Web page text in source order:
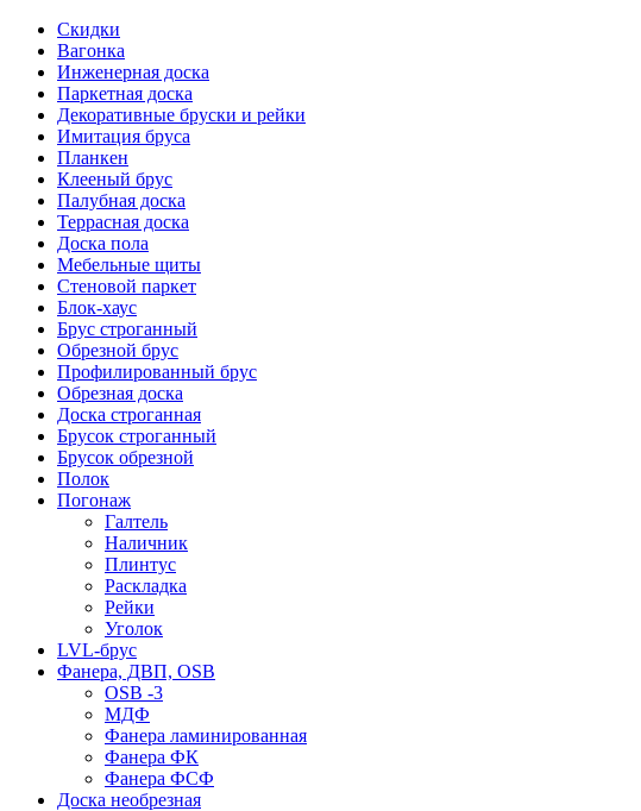
Скидки
Вагонка
Инженерная доска
Паркетная доска
Декоративные бруски и рейки
Имитация бруса
Планкен
Клееный брус
Палубная доска
Террасная доска
Доска пола
Мебельные щиты
Стеновой паркет
Блок-хаус
Брус строганный
Обрезной брус
Профилированный брус
Обрезная доска
Доска строганная
Брусок строганный
Брусок обрезной
Полок
Погонаж
Галтель
Наличник
Плинтус
Раскладка
Рейки
Уголок
LVL-брус
Фанера, ДВП, OSB
OSB -3
МДФ
Фанера ламинированная
Фанера ФК
Фанера ФСФ
Доска необрезная